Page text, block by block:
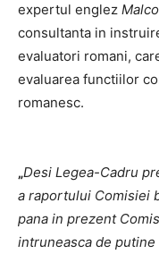
expertul englez
consultanta in
evaluatori romani,
evaluarea functiilor
romanesc.
„Desi Legea-Cadru
a raportului Comisiei
pana in prezent
intruneasca de